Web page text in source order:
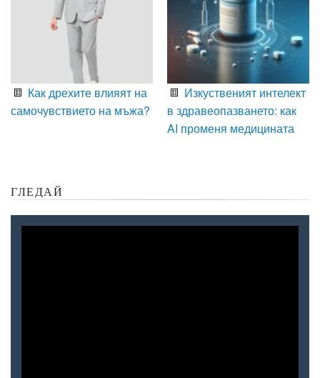
Как дрехите влияят на
самочувствието на мъжа?
Изкуственият интелект
в здравеопазването: как
AI променя медицината
ГЛЕДАЙ